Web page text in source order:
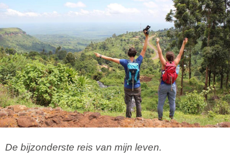
De bijzonderste reis van mijn leven.